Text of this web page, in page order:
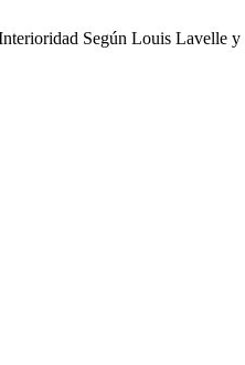
Según Louis Lavelle